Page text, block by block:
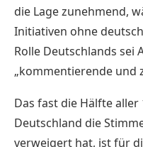
die Lage zunehmend,
Initiativen ohne
Rolle Deutschlands sei
„kommentierende und
Das fast die Hälfte
Deutschland die
verweigert hat, ist für